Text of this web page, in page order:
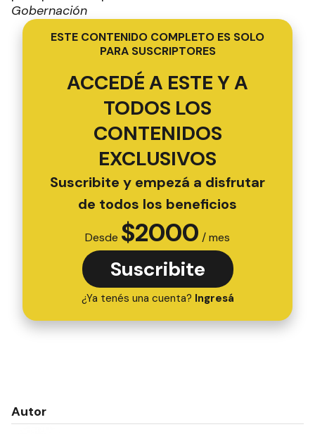
Gobernación
ESTE CONTENIDO COMPLETO ES SOLO
PARA SUSCRIPTORES
ACCEDÉ A ESTE Y A
TODOS LOS
CONTENIDOS
EXCLUSIVOS
Suscribite y empezá a disfrutar
de todos los beneficios
Desde $2000 / mes
Suscribite
¿Ya tenés una cuenta? Ingresá
Autor